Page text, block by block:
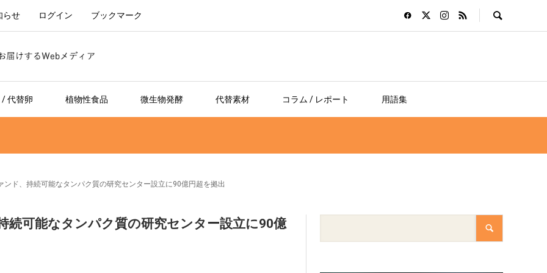
らせ ログイン ブックマーク
/ 代替卵 植物性食品 微生物発酵 代替素材 コラム / レポート 用語集
ンド、持続可能なタンパク質の研究センター設立に90億円超を拠出
可能なタンパク質の研究センター設立に90億